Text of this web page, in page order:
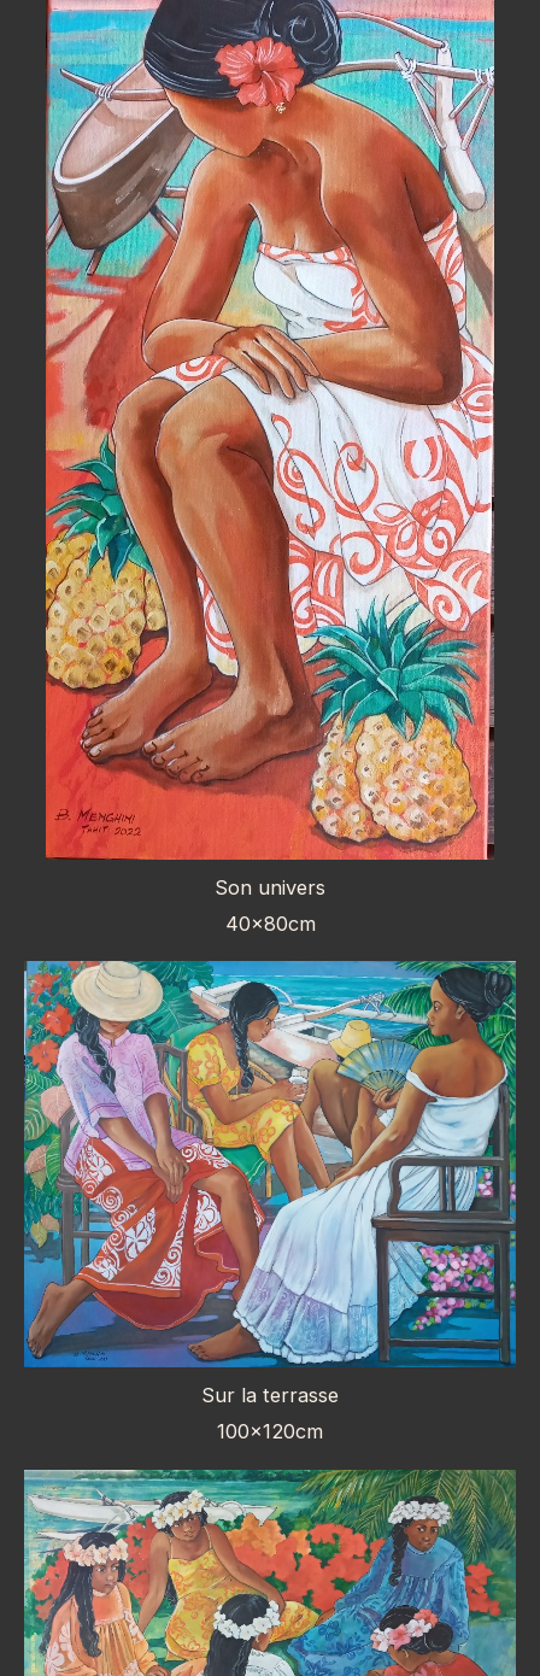
Son univers
40x80cm
Sur la terrasse
100x120cm